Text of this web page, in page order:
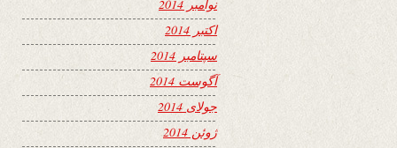
نوامبر 2014
اکتبر 2014
سپتامبر 2014
آگوست 2014
جولای 2014
ژوئن 2014